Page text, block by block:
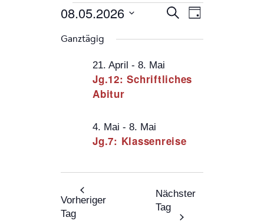
Veranstaltungen
für
08.05.26
Ansichten,
Navigation
SucheVeranstaltung
Ansichten-
Tag
08.05.2026
wählen.
Ganztägig
Jg.12: Schriftliches
Abitur
21. April -8. Mai
Jg.7: Klassenreise
4. Mai -8. Mai
Vorheriger
Tag
Nächster
Tag